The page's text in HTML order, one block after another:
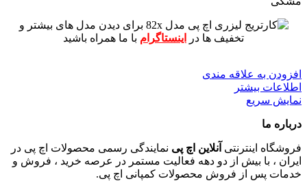
برای دیدن مدل های بیشتر و
تخفیف ها در
اینستاگرام با ما همراه باشید
افزودن به علاقه مندی
اطلاعات بیشتر
نمایش سریع
درباره ما
فروشگاه اینترنتی آنلاین اچ پی نمایندگی رسمی محصولات اچ پی در
ایران ، با بیش از دو دهه فعالیت مستمر در عرصه خرید ، فروش و
خدمات پس از فروش محصولات کمپانی اچ پی.